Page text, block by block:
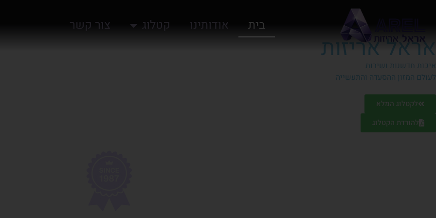
בית אודותינו קטלוג צור קשר
אראל אריזות
איכות חדשנות ושירות
לעולם המזון ההסעדה והתעשייה
לקטלוג המלא
להורדת הקטלוג